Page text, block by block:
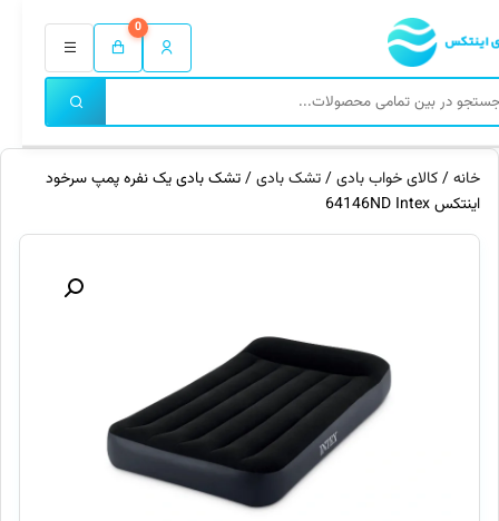
0
خانه/کالای خواب بادی/تشک بادی/ تشک بادی یک نفره پمپ سرخود
اینتکس 64146ND Intex